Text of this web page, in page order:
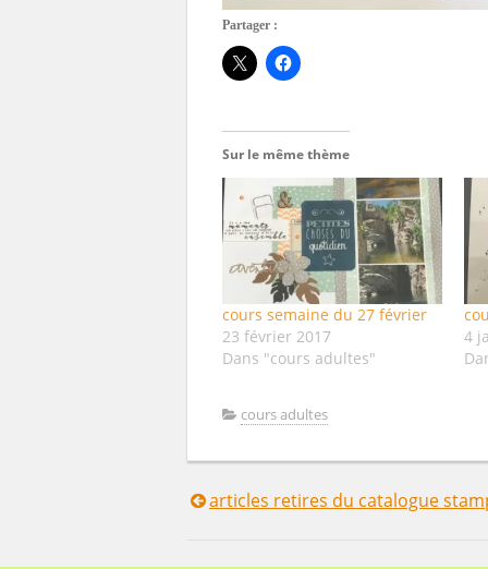
Partager :
Sur le même thème
cours semaine du 27 février
23 février 2017
Dans "cours adultes"
4
cours adultes
Navigation
articles retires du catalogue